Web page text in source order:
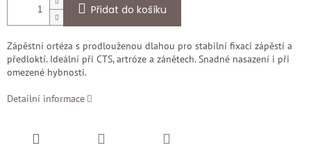
Přidat do košíku
Zápěstní ortéza s prodlouženou dlahou pro stabilní fixaci zápěstí a
předloktí. Ideální při CTS, artróze a zánětech. Snadné nasazení i při
omezené hybnosti.
Detailní informace